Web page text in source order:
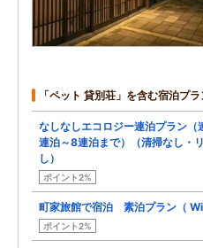
「ペット 貸別荘」を含む宿泊プラ
なしなしエコロジー連泊プラン（
連泊～8連泊まで）（清掃なし・
し）
ポイント2%
町家旅館で宿泊 素泊プラン（
ポイント2%